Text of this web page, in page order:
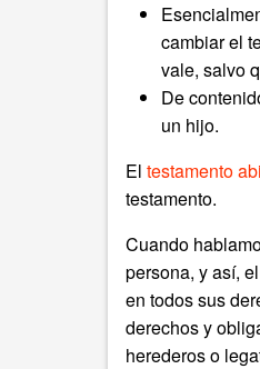
cambiar el
vale, salvo
De
un hijo.
El testamento
testamento.
Cuando
persona, y así,
en todos sus
derechos y
herederos o